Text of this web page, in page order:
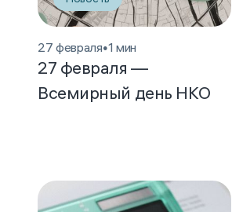
27 февраля•1 мин
27 февраля —
Всемирный день НКО